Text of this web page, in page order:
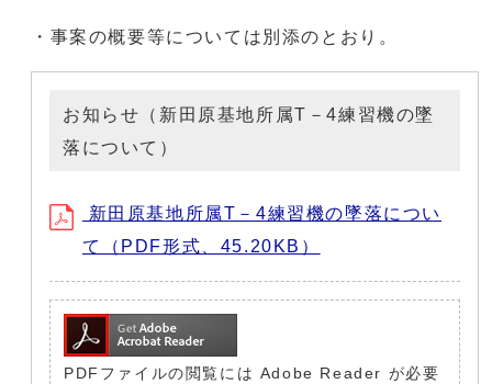
・事案の概要等については別添のとおり。
お知らせ（新田原基地所属T－4練習機の墜
落について）
新田原基地所属T－4練習機の墜落につい
て（PDF形式、45.20KB）
PDFファイルの閲覧には Adobe Reader が必要